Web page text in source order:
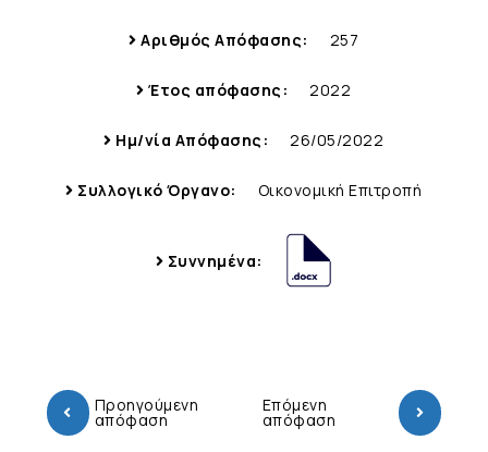
Αριθμός Απόφασης: 257
Έτος απόφασης: 2022
Ημ/νία Απόφασης: 26/05/2022
Συλλογικό Όργανο: Οικονομική Επιτροπή
Συννημένα:
Προηγούμενη
απόφαση
Επόμενη
απόφαση